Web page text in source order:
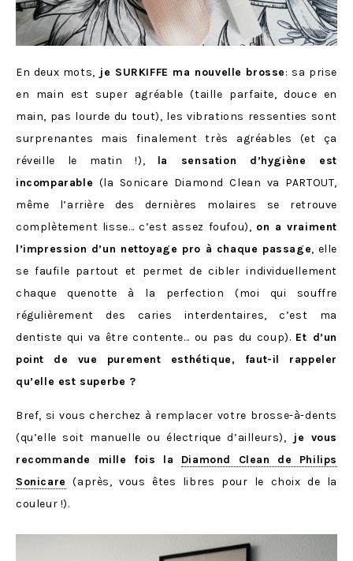
En deux mots, je SURKIFFE ma nouvelle brosse: sa prise
en main est super agréable (taille parfaite, douce en
main, pas lourde du tout), les vibrations ressenties sont
surprenantes mais finalement très agréables (et ça
réveille le matin !), la sensation d’hygiène est
incomparable (la Sonicare Diamond Clean va PARTOUT,
même l’arrière des dernières molaires se retrouve
complètement lisse… c’est assez foufou), on a vraiment
l’impression d’un nettoyage pro à chaque passage, elle
se faufile partout et permet de cibler individuellement
chaque quenotte à la perfection (moi qui souffre
régulièrement des caries interdentaires, c’est ma
dentiste qui va être contente… ou pas du coup). Et d’un
point de vue purement esthétique, faut-il rappeler
qu’elle est superbe ?
Bref, si vous cherchez à remplacer votre brosse-à-dents
(qu’elle soit manuelle ou électrique d’ailleurs), je vous
recommande mille fois la Diamond Clean de Philips
Sonicare (après, vous êtes libres pour le choix de la
couleur !).